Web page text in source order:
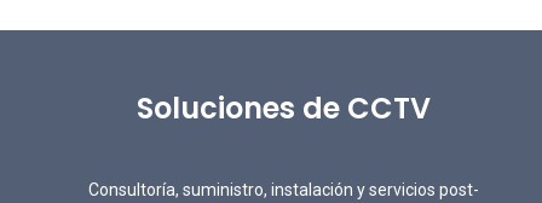
Soluciones de CCTV
Consultoría, suministro, instalación y servicios post-